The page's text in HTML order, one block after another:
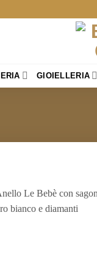
GIOIELLERIA